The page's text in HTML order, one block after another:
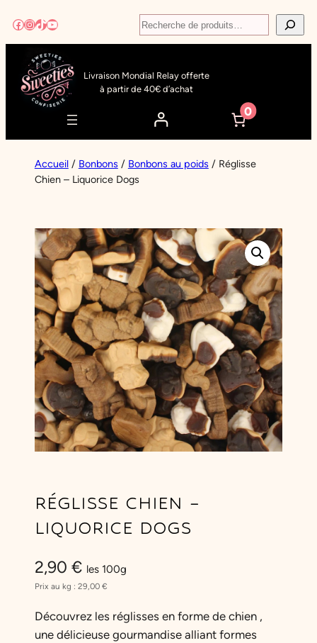
au
contenu
Facebook
Instagram
TikTok
YouTube Recherche
Livraison Mondial Relay offerte
à partir de 40€ d’achat
0
Accueil/ Bonbons / Bonbons au poids / Réglisse
Chien – Liquorice Dogs
RÉGLISSE CHIEN –
LIQUORICE DOGS
2,90 € les 100g
Prix au kg : 29,00 €
Découvrez les réglisses en forme de chien ,
une délicieuse gourmandise alliant formes